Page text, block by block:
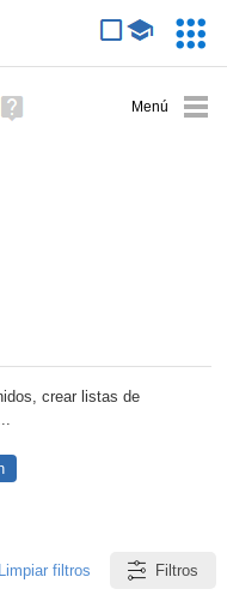
avanzada
Ayuda
(en
crear listas de
Limpiar filtros Filtros